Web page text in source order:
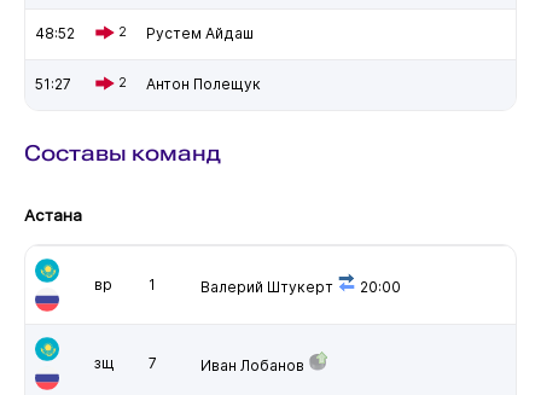
48:52 2 Рустем Айдаш
51:27 2 Антон Полещук
Составы команд
Астана
вр 1 Валерий Штукерт 20:00
зщ 7 Иван Лобанов